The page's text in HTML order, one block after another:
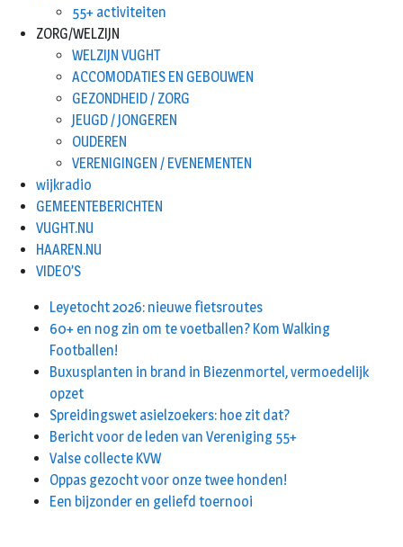
55+ activiteiten
ZORG/WELZIJN
WELZIJN VUGHT
ACCOMODATIES EN GEBOUWEN
GEZONDHEID / ZORG
JEUGD / JONGEREN
OUDEREN
VERENIGINGEN / EVENEMENTEN
wijkradio
GEMEENTEBERICHTEN
VUGHT.NU
HAAREN.NU
VIDEO’S
Leyetocht 2026: nieuwe fietsroutes
60+ en nog zin om te voetballen? Kom Walking
Footballen!
Buxusplanten in brand in Biezenmortel, vermoedelijk
opzet
Spreidingswet asielzoekers: hoe zit dat?
Bericht voor de leden van Vereniging 55+
Valse collecte KVW
Oppas gezocht voor onze twee honden!
Een bijzonder en geliefd toernooi